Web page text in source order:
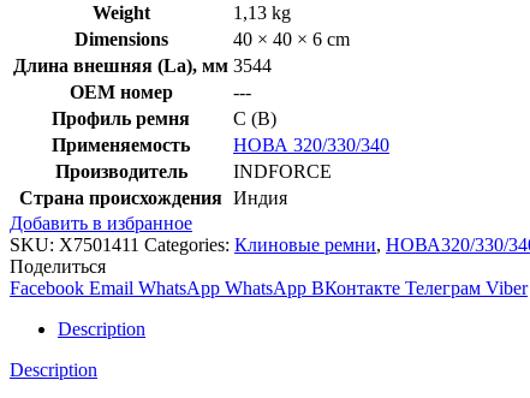
Weight
1,13 kg
Dimensions
40 × 40 × 6 cm
Длина внешняя (La), мм 3544
OEM номер
---
Профиль ремня
C (В)
Применяемость
НОВА 320/330/340
Производитель
INDFORCE
Страна происхождения Индия
Добавить в избранное
SKU: X7501411 Categories: Клиновые ремни, НОВА320/330/
Поделиться
Facebook Email WhatsApp WhatsApp ВКонтакте Телеграм Viber
Description
Description